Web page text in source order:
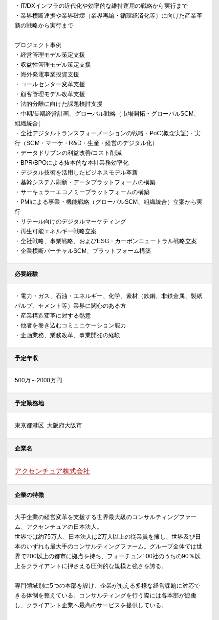
・IT/DXインフラの近代化や効率的な維持運用の戦略から実行まで
・業界横断連携や業界破壊（業界再編・循環経済化等）に向けた産業革
新の戦略から実行まで
プロジェクト事例
・経営管理モデル策定支援
・収益性管理モデル策定支援
・海外発電事業投資支援
・コールセンター変革支援
・顧客管理モデル改革支援
・法的分離に向けた課題検討支援
・中期/長期経営計画、グローバル戦略（市場開拓・グローバルSCM、
組織統合）
・全社デジタルトランスフォーメーションの戦略・PoC(概念実証)・実
行（SCM・マーケ・R&D・生産・経営のデジタル化）
・データドリブンの利益改善/コスト削減
・BPR/BPOによる抜本的な本社業務効率化
・デジタル技術を活用したビジネスモデル革新
・基幹システム刷新・データプラットフォームの構築
・サーキュラーエコノミープラットフォームの構築
・PMIによる事業・機能戦略（グローバルSCM、組織統合）立案から実
行
・リテール向けのデジタルマーケティング
・再生可能エネルギー戦略立案
・全社戦略、事業戦略、およびESG・カーボンニュートラル戦略立案
・企業横断バーチャルSCM、プラットフォーム構築
必要経験
・電力・ガス、石油・エネルギー、化学、素材（鉄鋼、非鉄金属、製紙
パルプ、セメント等）業界に関心のある方
・産業構造変革に対する熱意
・他者を巻き込むコミュニケーション能力
・企画業務、業務改革、事業開発の経験
予定年収
500万～2000万円
予定勤務地
東京都港区 大阪府大阪市
企業名
アクセンチュア株式会社
企業の特徴
大手企業の経営変革を支援する世界最大級のコンサルティングファー
ム、アクセンチュアの日本法人。
世界では約75万人、日本法人は2万人以上の従業員を擁し、世界及び日
本のいずれも最大手のコンサルティングファーム。グループ全体では世
界で200以上の都市に拠点を持ち、フォーチュン100社のうちの90％以
上をクライアントに押さえる圧倒的な規模と強さを誇る。
専門領域別に5つの本部を設け、企業が抱える多様な経営課題に対応で
きる体制を整えている。コンサルティングを行う際には各本部が協働
し、クライアント企業へ最高のサービスを提供している。